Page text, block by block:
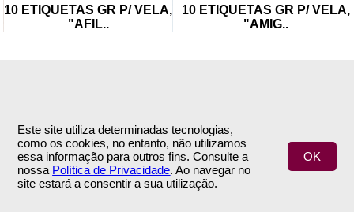
Este site utiliza determinadas tecnologias,
como os cookies, no entanto, não utilizamos
essa informação para outros fins. Consulte a
nossa Política de Privacidade. Ao navegar no
site estará a consentir a sua utilização.
OK
10 ETIQUETAS GR P/ VELA,
"AMIG
FLOR ARTIFICIAL -
FOLHAGEM
INFORMAÇÕES
Empresa
Termos e Condições
APOIO AO CLIENTE
Encomendas & Pagamentos
Envio